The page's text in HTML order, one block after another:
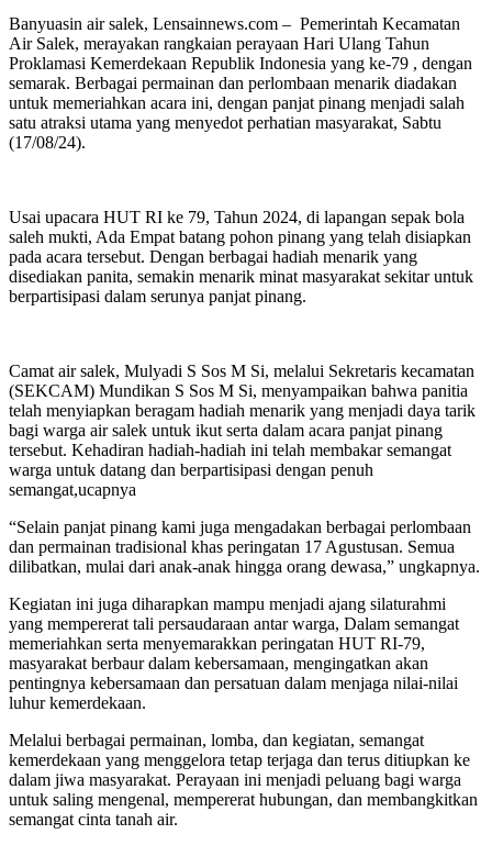
Banyuasin air salek, Lensainnews.com – Pemerintah Kecamatan
Air Salek, merayakan rangkaian perayaan Hari Ulang Tahun
Proklamasi Kemerdekaan Republik Indonesia yang ke-79 , dengan
semarak. Berbagai permainan dan perlombaan menarik diadakan
untuk memeriahkan acara ini, dengan panjat pinang menjadi salah
satu atraksi utama yang menyedot perhatian masyarakat, Sabtu
(17/08/24).
Usai upacara HUT RI ke 79, Tahun 2024, di lapangan sepak bola
saleh mukti, Ada Empat batang pohon pinang yang telah disiapkan
pada acara tersebut. Dengan berbagai hadiah menarik yang
disediakan panita, semakin menarik minat masyarakat sekitar untuk
berpartisipasi dalam serunya panjat pinang.
Camat air salek, Mulyadi S Sos M Si, melalui Sekretaris kecamatan
(SEKCAM) Mundikan S Sos M Si, menyampaikan bahwa panitia
telah menyiapkan beragam hadiah menarik yang menjadi daya tarik
bagi warga air salek untuk ikut serta dalam acara panjat pinang
tersebut. Kehadiran hadiah-hadiah ini telah membakar semangat
warga untuk datang dan berpartisipasi dengan penuh
semangat,ucapnya
“Selain panjat pinang kami juga mengadakan berbagai perlombaan
dan permainan tradisional khas peringatan 17 Agustusan. Semua
dilibatkan, mulai dari anak-anak hingga orang dewasa,” ungkapnya.
Kegiatan ini juga diharapkan mampu menjadi ajang silaturahmi
yang mempererat tali persaudaraan antar warga, Dalam semangat
memeriahkan serta menyemarakkan peringatan HUT RI-79,
masyarakat berbaur dalam kebersamaan, mengingatkan akan
pentingnya kebersamaan dan persatuan dalam menjaga nilai-nilai
luhur kemerdekaan.
Melalui berbagai permainan, lomba, dan kegiatan, semangat
kemerdekaan yang menggelora tetap terjaga dan terus ditiupkan ke
dalam jiwa masyarakat. Perayaan ini menjadi peluang bagi warga
untuk saling mengenal, mempererat hubungan, dan membangkitkan
semangat cinta tanah air.